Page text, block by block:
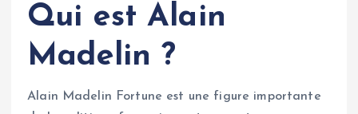
Qui est Alain
Madelin ?
Alain Madelin Fortune est une figure importante